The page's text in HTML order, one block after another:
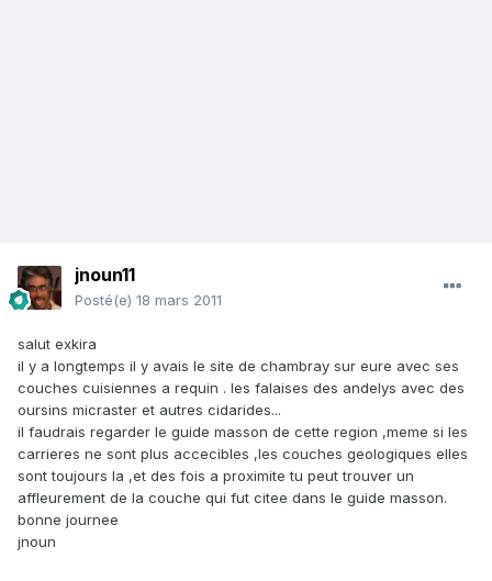
jnoun11
Posté(e) 18 mars 2011
salut exkira
il y a longtemps il y avais le site de chambray sur eure avec ses
couches cuisiennes a requin . les falaises des andelys avec des
oursins micraster et autres cidarides...
il faudrais regarder le guide masson de cette region ,meme si les
carrieres ne sont plus accecibles ,les couches geologiques elles
sont toujours la ,et des fois a proximite tu peut trouver un
affleurement de la couche qui fut citee dans le guide masson.
bonne journee
jnoun